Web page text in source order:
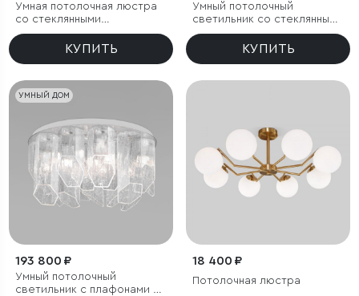
Умная потолочная люстра
со стеклянными
фактурными плафонами
КУПИТЬ
Умный потолочный
светильник со стеклянными
плафонами
КУПИТЬ
УМНЫЙ ДОМ
193 800 ₽
Умный потолочный
светильник с плафонами из
18 400 ₽
Потолочная люстра